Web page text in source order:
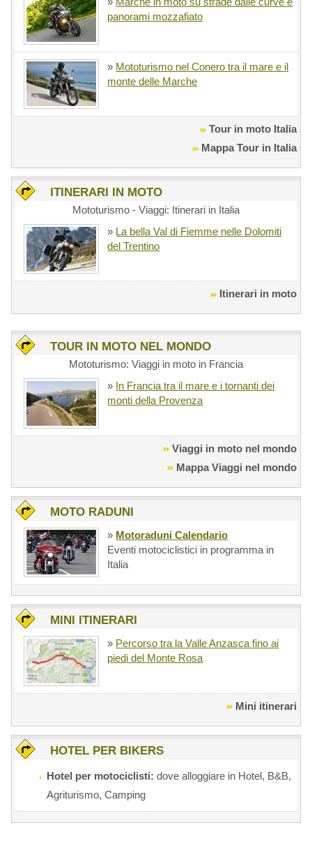
panorami mozzafiato
» Mototurismo nel Conero tra il mare e il
monte delle Marche
Tour in moto Italia
Mappa Tour in Italia
ITINERARI IN MOTO
Mototurismo - Viaggi: Itinerari in Italia
» La bella Val di Fiemme nelle Dolomiti
del Trentino
Itinerari in moto
TOUR IN MOTO NEL MONDO
Mototurismo: Viaggi in moto in Francia
» In Francia tra il mare e i tornanti dei
monti della Provenza
Viaggi in moto nel mondo
Mappa Viaggi nel mondo
MOTO RADUNI
» Motoraduni Calendario
Eventi motociclistici in programma in
Italia
MINI ITINERARI
» Percorso tra la Valle Anzasca fino ai
piedi del Monte Rosa
Mini itinerari
HOTEL PER BIKERS
Hotel per motociclisti: dove alloggiare in Hotel, B&B,
Agriturismo, Camping